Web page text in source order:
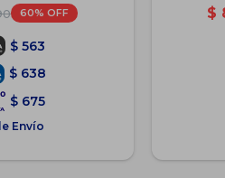
60
$ 563
$ 638
$ 675
Envío
$